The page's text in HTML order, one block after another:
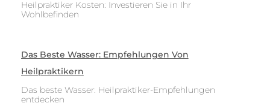
Heilpraktiker Kosten: Investieren Sie in Ihr
Wohlbefinden
Das Beste Wasser: Empfehlungen Von
Heilpraktikern
Das beste Wasser: Heilpraktiker-Empfehlungen
entdecken